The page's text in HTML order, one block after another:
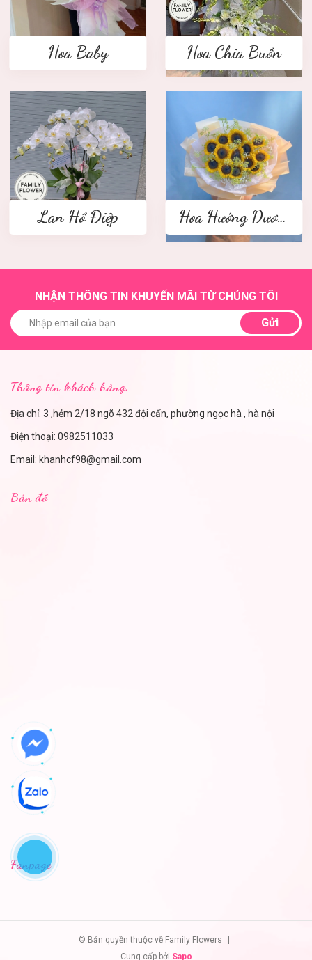
Hoa Baby Hoa Chia Buồn
Lan Hồ Điệp Hoa Hướng Dương
NHẬN THÔNG TIN KHUYẾN MÃI TỪ CHÚNG TÔI
Gửi
Thông tin khách hàng.
Địa chỉ: 3 ,hẻm 2/18 ngõ 432 đội cấn, phường ngọc hà , hà nội
Điện thoại: 0982511033
Email: khanhcf98@gmail.com
Bản đồ
Fanpage
© Bản quyền thuộc về Family Flowers
Cung cấp bởi Sapo